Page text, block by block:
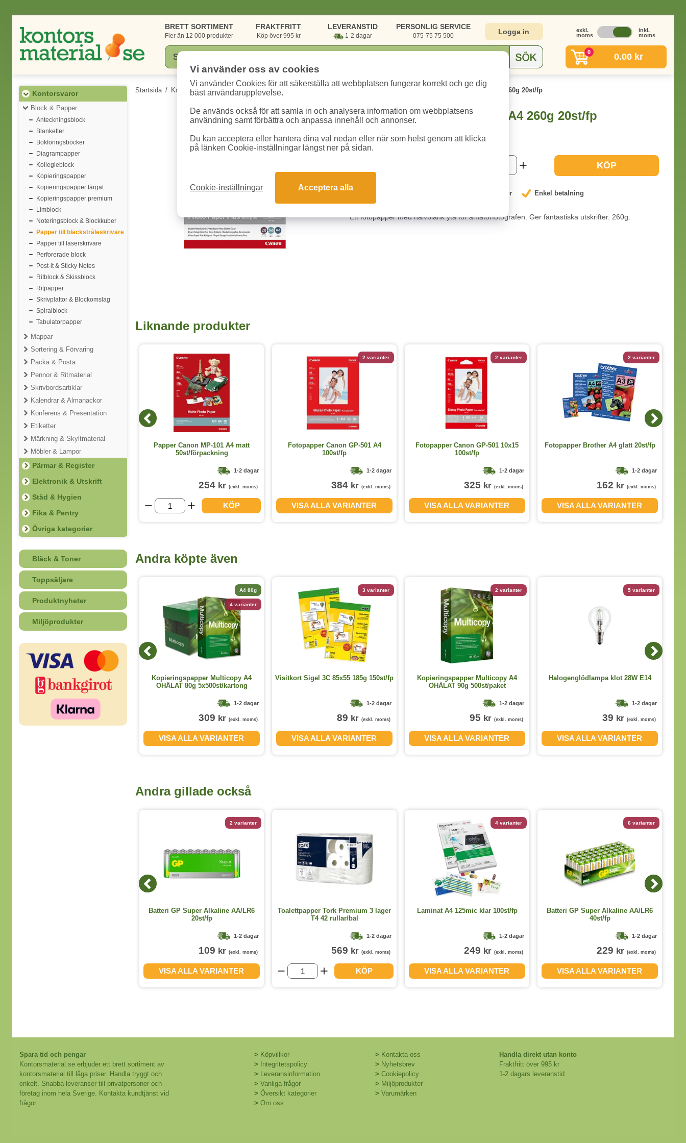
BRETT SORTIMENT
Fler än 12 000 produkter
FRAKTFRITT
Köp över 995 kr
LEVERANSTID
1-2 dagar
PERSONLIG SERVICE
075-75 75 500 Logga in
exkl.
moms
inkl.
moms
0 0.00 kr
Kontorsvaror
Block & Papper
Anteckningsblock
Blanketter
Bokföringsböcker
Diagrampapper
Kollegieblock
Kopieringspapper
Kopieringspapper färgat
Kopieringspapper premium
Limblock
Noteringsblock & Blockkuber
Papper till bläckstråleskrivare
Papper till laserskrivare
Perforerade block
Post-it & Sticky Notes
Ritblock & Skissblock
Ritpapper
Skrivplattor & Blockomslag
Spiralblock
Tabulatorpapper
Mappar
Sortering & Förvaring
Packa & Posta
Pennor & Ritmaterial
Skrivbordsartiklar
Kalendrar & Almanackor
Konferens & Presentation
Etiketter
Märkning & Skyltmaterial
Möbler & Lampor
Pärmar & Register
Elektronik & Utskrift
Städ & Hygien
Fika & Pentry
Övriga kategorier
Bläck & Toner
Toppsäljare
Produktnyheter
Miljöprodukter
Startsida / Kategorier / Kontorsvaror / Block & Papper Papper till bläckstråleskrivare / Fotopapper Canon SG-201 A4 260g 20st/fp
Fotopapper Canon SG-201 A4 260g 20st/fp
Art.nr:1686B021 Enhet:1 fp 1-2 dagar
KÖP
Garanterat låga priser Enkel betalning
Ett fotopapper med halvblank yta för amatörfotografen. Ger fantastiska utskrifter. 260g.
Liknande produkter
Papper till HP storformatskrivare
C6036A 914mmx45,7m rulle
469kr
Papper Canon MP-101 A4 matt
50st/förpackning
1-2 dagar
254 kr (exkl. moms)
KÖP
2 varianter
Fotopapper Canon GP-501 A4
100st/fp
1-2 dagar
384 kr (exkl. moms)
VISA ALLA VARIANTER
2 varianter
Fotopapper Canon GP-501 10x15
100st/fp
1-2 dagar
325 kr (exkl. moms)
VISA ALLA VARIANTER
2 varianter
Fotopapper Brother A4 glatt 20st/fp
1-2 dagar
162 kr (exkl. moms)
VISA ALLA VARIANTER
Andra köpte även
2 Storlekar
Kassabok Privat A5
37kr (exkl. moms)
A4 80g
4 varianter
Kopieringspapper Multicopy A4
OHÅLAT 80g 5x500st/kartong
1-2 dagar
309 kr (exkl. moms)
VISA ALLA VARIANTER
3 varianter
Visitkort Sigel 3C 85x55 185g 150st/fp
1-2 dagar
89 kr (exkl. moms)
VISA ALLA VARIANTER
2 varianter
Kopieringspapper Multicopy A4
OHÅLAT 90g 500st/paket
1-2 dagar
95 kr (exkl. moms)
VISA ALLA VARIANTER
5 varianter
Halogenglödlampa klot 28W E14
1-2 dagar
39 kr (exkl. moms)
VISA ALLA VARIANTER
Andra gillade också
2 varianter
Batteri GP Super Alkaline AA/LR6
20st/fp
1-2 dagar
109 kr (exkl. moms)
VISA ALLA VARIANTER
Toalettpapper Tork Premium 3 lager
T4 42 rullar/bal
1-2 dagar
569 kr (exkl. moms)
KÖP
4 varianter
Laminat A4 125mic klar 100st/fp
1-2 dagar
249 kr (exkl. moms)
VISA ALLA VARIANTER
6 varianter
Batteri GP Super Alkaline AA/LR6
40st/fp
1-2 dagar
229 kr (exkl. moms)
VISA ALLA VARIANTER
Spara tid och pengar
Kontorsmaterial.se erbjuder ett brett sortiment av
kontorsmaterial till låga priser. Handla tryggt och
enkelt. Snabba leveranser till privatpersoner och
företag inom hela Sverige. Kontakta kundtjänst vid
frågor.
> Köpvillkor
>
Integritetspolicy
> Leveransinformation
> Vanliga frågor
> Översikt kategorier
> Om oss
> Kontakta oss
> Nyhetsbrev
> Cookiepolicy
> Miljöprodukter
> Varumärken
Handla direkt utan konto
Fraktfritt över 995 kr
1-2 dagars leveranstid
Vi använder oss av cookies
Vi använder Cookies för att säkerställa att webbplatsen fungerar korrekt och ge dig
bäst användarupplevelse.
De används också för att samla in och analysera information om webbplatsens
användning samt förbättra och anpassa innehåll och annonser.
Du kan acceptera eller hantera dina val nedan eller när som helst genom att klicka
på länken Cookie-inställningar längst ner på sidan.
Cookie-inställningar Acceptera alla